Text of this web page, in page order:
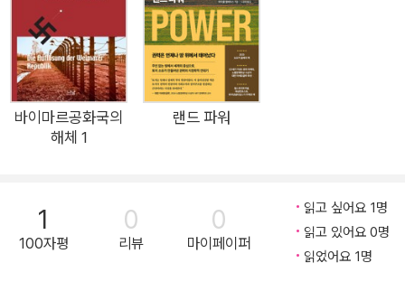
이러한 모순 아닌 모순은 자율과 통제 어느 한쪽만이 정답이 될
수 없다는 것을 의미한다. 중요한 것은 자율과 통제의 균형점을
찾는 것이다. 방향은 찾았지만, 문제는 여전하다. 누가, 어떻게 찾
느냐의 문제가 남기 때문이다. 집을 필요로 하는 모든 사람에게
즉시 집을 제공할 수 없다는 점에서, 이 문제는 우선순위와 관련
있다. 살 집을 필요로 하는 사람들의 주거권을 존중하는 것과 산
없는 것이다. 모든 국가의 부동산·주택정책에는 이에 대한 고민이
담겨 있다. 주거는 삶의 다른 영역에 다양하게 영향을 미칠 수 있
바이마르공화국의
해체 1
랜드 파워
1
100자평
0
리뷰
0
마이페이퍼
읽고 싶어요 1명
읽고 있어요 0명
읽었어요 1명